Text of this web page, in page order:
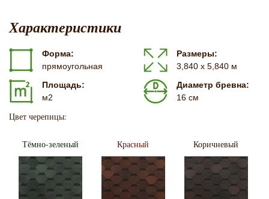
Характеристики
Форма:
прямоугольная
Размеры:
3,840 х 5,840 м
Площадь:
м2
Диаметр бревна:
16 см
Цвет черепицы:
Тёмно-зеленый Красный Коричневый